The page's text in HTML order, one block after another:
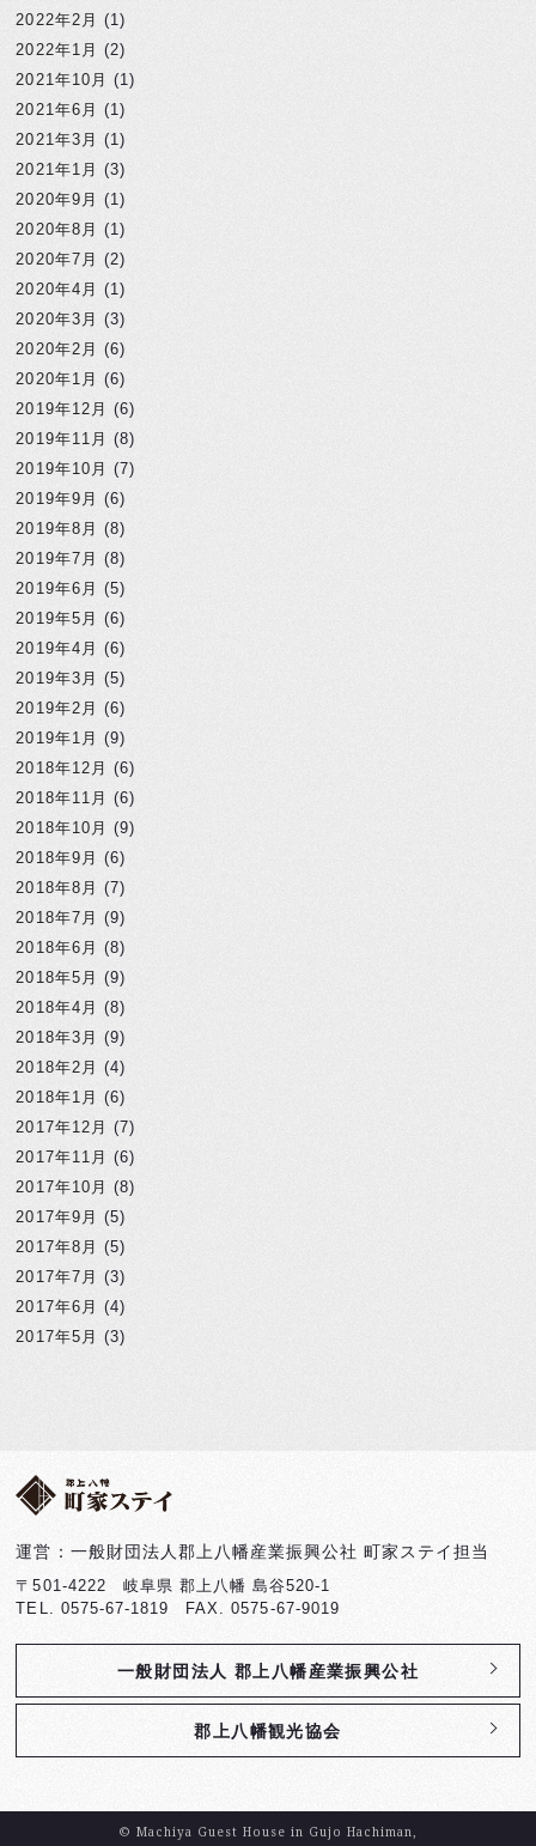
2022年2月 (1)
2022年1月 (2)
2021年10月 (1)
2021年6月 (1)
2021年3月 (1)
2021年1月 (3)
2020年9月 (1)
2020年8月 (1)
2020年7月 (2)
2020年4月 (1)
2020年3月 (3)
2020年2月 (6)
2020年1月 (6)
2019年12月 (6)
2019年11月 (8)
2019年10月 (7)
2019年9月 (6)
2019年8月 (8)
2019年7月 (8)
2019年6月 (5)
2019年5月 (6)
2019年4月 (6)
2019年3月 (5)
2019年2月 (6)
2019年1月 (9)
2018年12月 (6)
2018年11月 (6)
2018年10月 (9)
2018年9月 (6)
2018年8月 (7)
2018年7月 (9)
2018年6月 (8)
2018年5月 (9)
2018年4月 (8)
2018年3月 (9)
2018年2月 (4)
2018年1月 (6)
2017年12月 (7)
2017年11月 (6)
2017年10月 (8)
2017年9月 (5)
2017年8月 (5)
2017年7月 (3)
2017年6月 (4)
2017年5月 (3)
運営：一般財団法人郡上八幡産業振興公社 町家ステイ担当
〒501-4222 岐阜県 郡上八幡 島谷520-1
TEL. 0575-67-1819 FAX. 0575-67-9019
一般財団法人 郡上八幡産業振興公社
郡上八幡観光協会
© Machiya Guest House in Gujo Hachiman,